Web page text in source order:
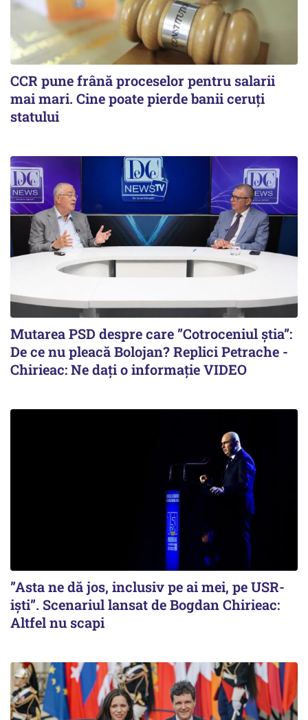
CCR pune frână proceselor pentru salarii
mai mari. Cine poate pierde banii ceruți
statului
Mutarea PSD despre care ”Cotroceniul știa”:
De ce nu pleacă Bolojan? Replici Petrache -
Chirieac: Ne dați o informație VIDEO
”Asta ne dă jos, inclusiv pe ai mei, pe USR-
iști”. Scenariul lansat de Bogdan Chirieac:
Altfel nu scapi